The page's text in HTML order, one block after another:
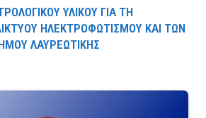
ΥΛΙΚΟΥ ΓΙΑ ΤΗ
ΗΛΕΚΤΡΟΦΩΤΙΣΜΟΥ ΚΑΙ ΤΩΝ
ΛΑΥΡΕΩΤΙΚΗΣ